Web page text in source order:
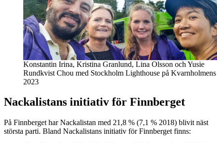
Konstantin Irina, Kristina Granlund, Lina Olsson och Yusie
Rundkvist Chou med Stockholm Lighthouse på
2023
Nackalistans initiativ för Finnberget
På Finnberget har Nackalistan med 21,8 % (7,1 % 2018) blivit näst
största parti. Bland Nackalistans initiativ för Finnberget finns: